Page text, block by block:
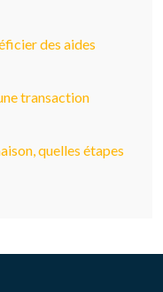
des aides
transaction
quelles étapes